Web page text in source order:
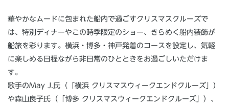
華やかなムードに包まれた船内で過ごすクリスマスクルーズで
は、特別ディナーやこの時季限定のショー、きらめく船内装飾が
船旅を彩ります。横浜・博多・神戸発着のコースを設定し、気軽
に楽しめる日程ながら非日常のひとときをお過ごしいただけま
す。
歌手のMay J.氏（「横浜 クリスマスウィークエンドクルーズ」）
や森山良子氏（「博多 クリスマスウィークエンドクルーズ」）、